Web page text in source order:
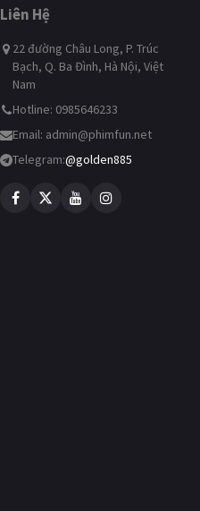
Liên Hệ
22 đường Châu Long, P. Trúc
Bạch, Q. Ba Đình, Hà Nội, Việt
Nam
Hotline: 0985646233
Email: admin@phimfun.net
Telegram:@golden885